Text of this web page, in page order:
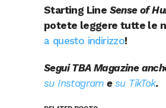
Starting Line Sense of
potete leggere tutte le
a questo indirizzo!
Segui TBA Magazine
su Instagram esu TikTok.